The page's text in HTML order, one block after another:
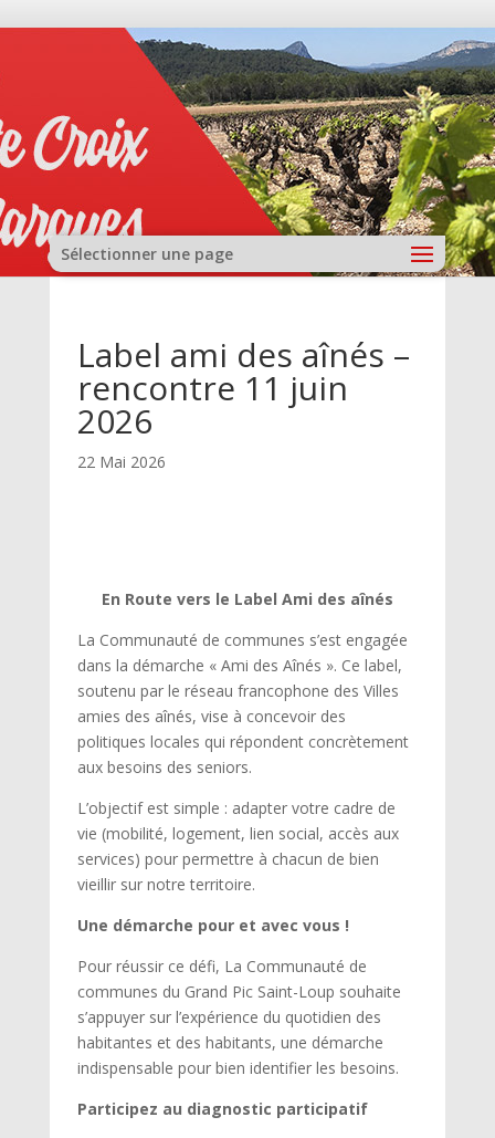
Sélectionner une page
Label ami des aînés –
rencontre 11 juin
2026
22 Mai 2026
En Route vers le Label Ami des aînés
La Communauté de communes s’est engagée
dans la démarche « Ami des Aînés ». Ce label,
soutenu par le réseau francophone des Villes
amies des aînés, vise à concevoir des
politiques locales qui répondent concrètement
aux besoins des seniors.
L’objectif est simple : adapter votre cadre de
vie (mobilité, logement, lien social, accès aux
services) pour permettre à chacun de bien
vieillir sur notre territoire.
Une démarche pour et avec vous !
Pour réussir ce défi, La Communauté de
communes du Grand Pic Saint-Loup souhaite
s’appuyer sur l’expérience du quotidien des
habitantes et des habitants, une démarche
indispensable pour bien identifier les besoins.
Participez au diagnostic participatif